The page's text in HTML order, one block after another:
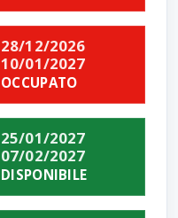
28/12/2026
10/01/2027
OCCUPATO
25/01/2027
07/02/2027
DISPONIBILE